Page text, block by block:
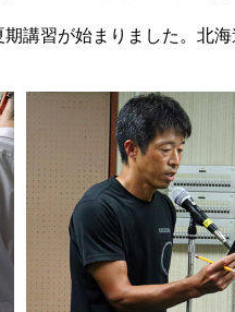
講習が始まりました。北